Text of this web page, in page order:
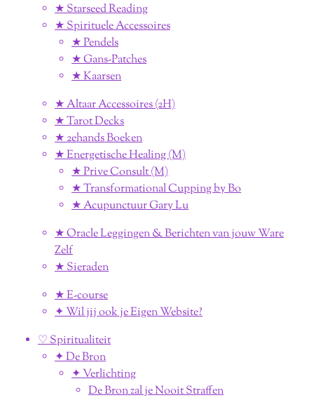
★ Starseed Reading
★ Spirituele Accessoires
★ Pendels
★ Gans-Patches
★ Kaarsen
★ Altaar Accessoires (2H)
★ Tarot Decks
★ 2ehands Boeken
★ Energetische Healing (M)
★ Prive Consult (M)
★ Transformational Cupping by Bo
★ Acupunctuur Gary Lu
★ Oracle Leggingen & Berichten van jouw Ware
Zelf
★ Sieraden
★ E-course
✦ Wil jij ook je Eigen Website?
♡ Spiritualiteit
✦ De Bron
✦ Verlichting
De Bron zal je Nooit Straffen